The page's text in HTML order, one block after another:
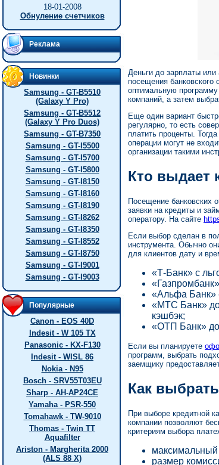
18-01-2008
Обнуление счетчиков
Реклама
Новинки
Samsung - GT-B5510
(Galaxy Y Pro)
Samsung - GT-B5512
(Galaxy Y Pro Duos)
Samsung - GT-B7350
Samsung - GT-I5500
Samsung - GT-I5700
Samsung - GT-I5800
Samsung - GT-I8150
Samsung - GT-I8160
Samsung - GT-I8190
Samsung - GT-I8262
Samsung - GT-I8350
Samsung - GT-I8552
Samsung - GT-I8750
Samsung - GT-I9001
Samsung - GT-I9003
Популярные
Canon - EOS 40D
Indesit - W 105 TX
Panasonic - KX-F130
Indesit - WISL 86
Nokia - N95
Bosch - SRV55T03EU
Sharp - AH-AP24CE
Yamaha - PSR-550
Tomahawk - TW-9010
Thomas - Twin TT
Aquafilter
Ariston - Margherita 2000
(ALS 88 X)
Деньги до зарплаты или
посещения
оптимальную программу
компаний, а затем
Еще один вариант
регулярно, то есть
платить проценты.
операции могут не
организации такими
Кто выдает
Посещение банковских
заявки на кредиты и
оператору. На сайте
Если выбор сделан в
инструмента. Обычно
для клиентов дату и
«Т-Банк» с
«Альфа Банк»
«МТС Банк» до
кэшбэк;
«ОТП Банк» до
Если вы планируете
программ, выбрать
заемщику
Как
При выборе кредитной
компании позволяют
критериям выбора
максимальный
размер